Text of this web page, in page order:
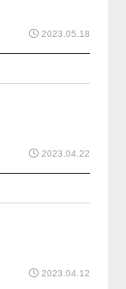
2023.05.18
2023.04.22
2023.04.12